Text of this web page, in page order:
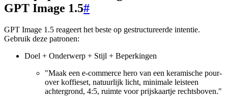
GPT Image 1.5#
GPT Image 1.5 reageert het beste op gestructureerde intentie.
Gebruik deze patronen:
Doel + Onderwerp + Stijl + Beperkingen
"Maak een e-commerce hero van een keramische pour-
over koffieset, natuurlijk licht, minimale leisteen
achtergrond, 4:5, ruimte voor prijskaartje rechtsboven."